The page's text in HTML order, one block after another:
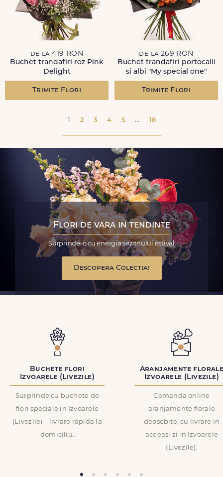
de la 419 RON
Buchet trandafiri roz Pink
Delight
Trimite Flori
de la 269 RON
Buchet trandafiri portocalii
si albi "My special one"
Trimite Flori
1 2 3 4 5 ... 18
Flori de vara in tendinte
Surprinde-o cu energia sezonului estival
Descopera Colectia!
Buchete flori
Izvoarele (Livezile)
Surprinde cu buchete de
flori speciale in Izvoarele
(Livezile) – livrare rapida la
domiciliu.
Aranjamente
Izvoarele (Livezile)
Comanda online
aranjamente florale
deosebite, cu livrare in
aceeasi zi in Izvoarele
(Livezile).